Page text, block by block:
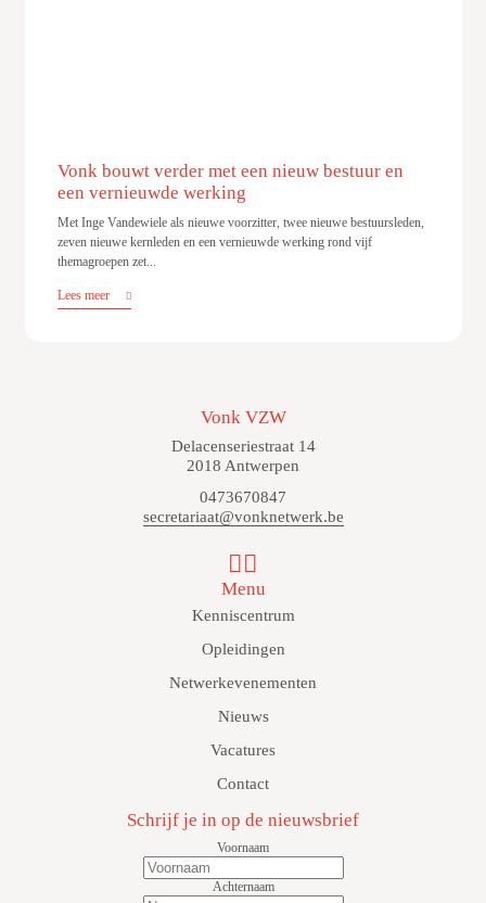
Vonk bouwt verder met een nieuw bestuur en
een vernieuwde werking
Met Inge Vandewiele als nieuwe voorzitter, twee nieuwe bestuursleden,
zeven nieuwe kernleden en een vernieuwde werking rond vijf
themagroepen zet...
Lees meer
Vonk VZW
Delacenseriestraat 14
2018 Antwerpen
0473670847
secretariaat@vonknetwerk.be
Menu
Kenniscentrum
Opleidingen
Netwerkevenementen
Nieuws
Vacatures
Contact
Schrijf je in op de nieuwsbrief
Voornaam
Achternaam